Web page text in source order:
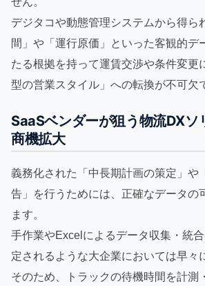
デジタコや動態管理システムから得ら
間」や「運行原価」といった客観的デ
たる根拠を持って運賃交渉や条件変更
型の営業スタイル」への転換が不可欠
SaaSベンダーが狙う物流DXソ
商機拡大
義務化された「中長期計画の策定」や
告」を行うためには、正確なデータの
ます。
手作業やExcelによるデータ収集・統
定されるような大企業においては早々
そのため、トラックの待機時間を計測